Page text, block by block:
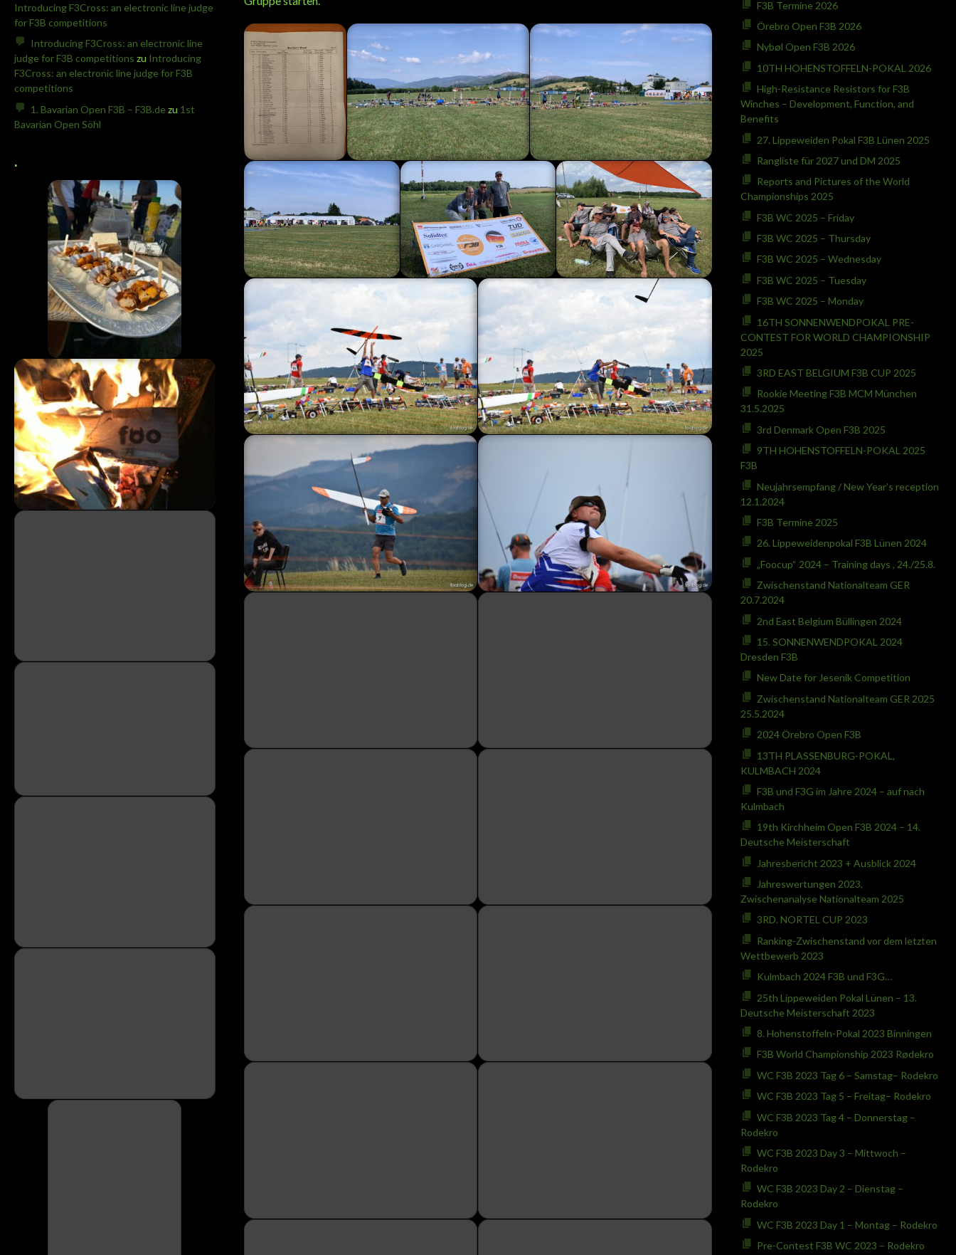
Startliste Runde
1
Introducing F3Cross: an electronic line judge
for F3B competitions
Introducing F3Cross: an electronic line
judge for F3B competitions zu Introducing
F3Cross: an electronic line judge for F3B
competitions
1. Bavarian Open F3B – F3B.de zu 1st
Bavarian Open Söhl
.
F3B Termine 2026
Örebro Open F3B 2026
Nybøl Open F3B 2026
10TH HOHENSTOFFELN-POKAL 2026
High-Resistance Resistors for F3B
Winches – Development, Function, and
Benefits
27. Lippeweiden Pokal F3B Lünen 2025
Rangliste für 2027 und DM 2025
Reports and Pictures of the World
Championships 2025
F3B WC 2025 – Friday
F3B WC 2025 – Thursday
F3B WC 2025 – Wednesday
F3B WC 2025 – Tuesday
F3B WC 2025 – Monday
16TH SONNENWENDPOKAL PRE-
CONTEST FOR WORLD CHAMPIONSHIP
2025
3RD EAST BELGIUM F3B CUP 2025
Rookie Meeting F3B MCM München
31.5.2025
3rd Denmark Open F3B 2025
9TH HOHENSTOFFELN-POKAL 2025
F3B
Neujahrsempfang / New Year’s reception
12.1.2024
F3B Termine 2025
26. Lippeweidenpokal F3B Lünen 2024
„Foocup“ 2024 – Training days , 24./25.8.
Zwischenstand Nationalteam GER
20.7.2024
2nd East Belgium Büllingen 2024
15. SONNENWENDPOKAL 2024
Dresden F3B
New Date for Jesenik Competition
Zwischenstand Nationalteam GER 2025
25.5.2024
2024 Örebro Open F3B
13TH PLASSENBURG-POKAL,
KULMBACH 2024
F3B und F3G im Jahre 2024 – auf nach
Kulmbach
19th Kirchheim Open F3B 2024 – 14.
Deutsche Meisterschaft
Jahresbericht 2023 + Ausblick 2024
Jahreswertungen 2023,
Zwischenanalyse Nationalteam 2025
3RD. NORTEL CUP 2023
Ranking-Zwischenstand vor dem letzten
Wettbewerb 2023
Kulmbach 2024 F3B und F3G…
25th Lippeweiden Pokal Lünen – 13.
Deutsche Meisterschaft 2023
8. Hohenstoffeln-Pokal 2023 Binningen
F3B World Championship 2023 Rødekro
WC F3B 2023 Tag 6 – Samstag– Rodekro
WC F3B 2023 Tag 5 – Freitag– Rodekro
WC F3B 2023 Tag 4 – Donnerstag –
Rodekro
WC F3B 2023 Day 3 – Mittwoch –
Rodekro
WC F3B 2023 Day 2 – Dienstag –
Rodekro
WC F3B 2023 Day 1 – Montag – Rodekro
Pre-Contest F3B WC 2023 – Rodekro